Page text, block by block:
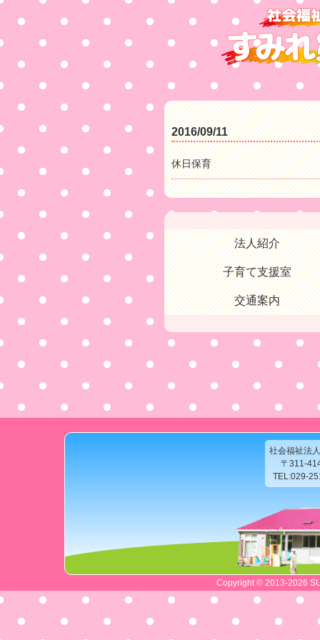
2016/09/11
休日保育
法人紹介
子育て支援室
交通案内
社会福祉法
〒311-
TEL:029-
Copyright © 2013-2026